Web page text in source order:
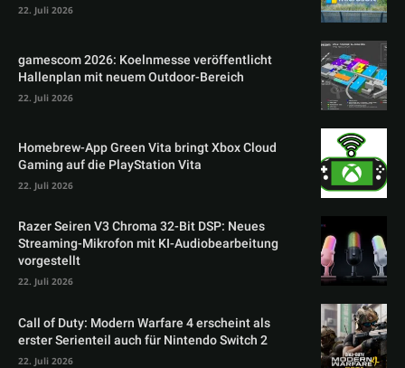
22. Juli 2026
gamescom 2026: Koelnmesse veröffentlicht
Hallenplan mit neuem Outdoor-Bereich
22. Juli 2026
Homebrew-App Green Vita bringt Xbox Cloud
Gaming auf die PlayStation Vita
22. Juli 2026
Razer Seiren V3 Chroma 32-Bit DSP: Neues
Streaming-Mikrofon mit KI-Audiobearbeitung
vorgestellt
22. Juli 2026
Call of Duty: Modern Warfare 4 erscheint als
erster Serienteil auch für Nintendo Switch 2
22. Juli 2026